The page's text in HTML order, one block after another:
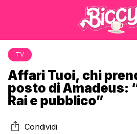
TV
Affari Tuoi, chi
posto di Amadeus:
Rai e pubblico”
Condividi